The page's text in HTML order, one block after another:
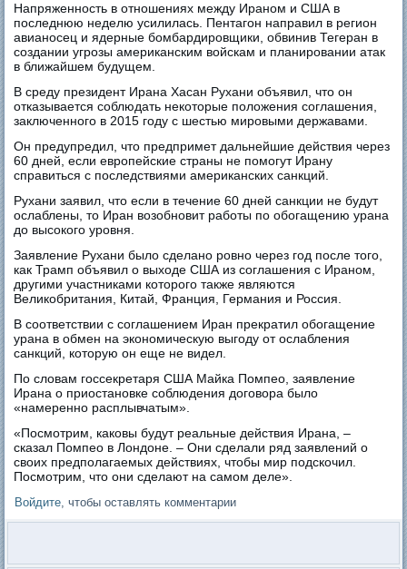
Напряженность в отношениях между Ираном и США в
последнюю неделю усилилась. Пентагон направил в регион
авианосец и ядерные бомбардировщики, обвинив Тегеран в
создании угрозы американским войскам и планировании атак
в ближайшем будущем.
В среду президент Ирана Хасан Рухани объявил, что он
отказывается соблюдать некоторые положения соглашения,
заключенного в 2015 году с шестью мировыми державами.
Он предупредил, что предпримет дальнейшие действия через
60 дней, если европейские страны не помогут Ирану
справиться с последствиями американских санкций.
Рухани заявил, что если в течение 60 дней санкции не будут
ослаблены, то Иран возобновит работы по обогащению урана
до высокого уровня.
Заявление Рухани было сделано ровно через год после того,
как Трамп объявил о выходе США из соглашения с Ираном,
другими участниками которого также являются
Великобритания, Китай, Франция, Германия и Россия.
В соответствии с соглашением Иран прекратил обогащение
урана в обмен на экономическую выгоду от ослабления
санкций, которую он еще не видел.
По словам госсекретаря США Майка Помпео, заявление
Ирана о приостановке соблюдения договора было
«намеренно расплывчатым».
«Посмотрим, каковы будут реальные действия Ирана, –
сказал Помпео в Лондоне. – Они сделали ряд заявлений о
своих предполагаемых действиях, чтобы мир подскочил.
Посмотрим, что они сделают на самом деле».
Войдите, чтобы оставлять комментарии